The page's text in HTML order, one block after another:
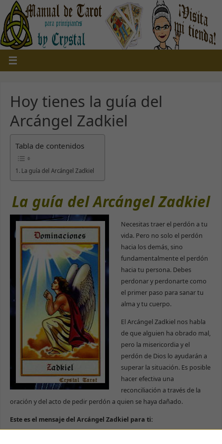
Hoy tienes la guía del
Arcángel Zadkiel
Tabla de contenidos
La guía del Arcángel Zadkiel
La guía del Arcángel Zadkiel
Necesitas traer el perdón a tu
vida. Pero no solo el perdón
hacia los demás, sino
fundamentalmente el perdón
hacia tu persona. Debes
perdonar y perdonarte como
el primer paso para sanar tu
alma y tu cuerpo.
El Arcángel Zadkiel nos habla
de que alguien ha obrado mal,
pero la misericordia y el
perdón de Dios lo ayudarán a
superar la situación. Es posible
hacer efectiva una
reconciliación a través de la
oración y del acto de pedir perdón a quien se haya dañado.
Este es el mensaje del Arcángel Zadkiel para ti: